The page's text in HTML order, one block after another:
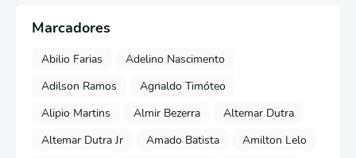
Marcadores
Abilio Farias
Adelino Nascimento
Adilson Ramos
Agnaldo Timóteo
Alipio Martins
Almir Bezerra
Altemar Dutra
Altemar Dutra Jr
Amado Batista
Amilton Lelo